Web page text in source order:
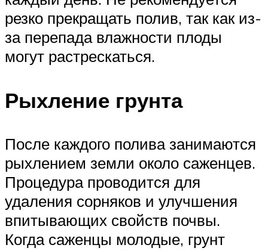
резко прекращать полив, так как из-
за перепада влажности плоды
могут растрескаться.
Рыхление грунта
После каждого полива занимаются
рыхлением земли около саженцев.
Процедура проводится для
удаления сорняков и улучшения
впитывающих свойств почвы.
Когда саженцы молодые, грунт